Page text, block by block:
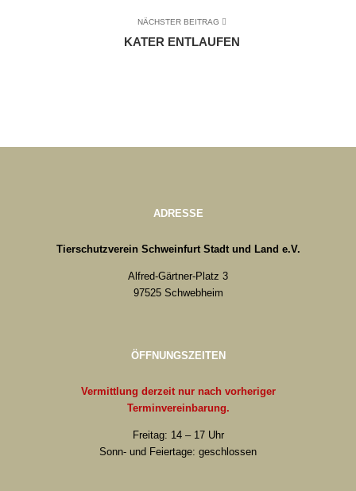
NÄCHSTER BEITRAG
KATER ENTLAUFEN
ADRESSE
Tierschutzverein Schweinfurt Stadt und Land e.V.
Alfred-Gärtner-Platz 3
97525 Schwebheim
ÖFFNUNGSZEITEN
Vermittlung derzeit nur nach vorheriger
Terminvereinbarung.
Freitag: 14 – 17 Uhr
Sonn- und Feiertage: geschlossen